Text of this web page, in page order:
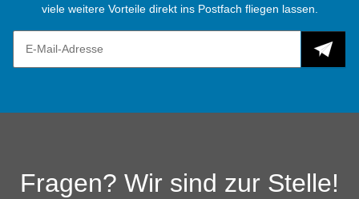
viele weitere Vorteile direkt ins Postfach fliegen lassen.
Fragen? Wir sind zur Stelle!